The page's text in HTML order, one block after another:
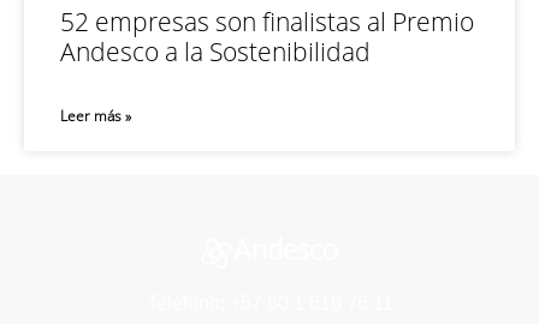
52 empresas son finalistas al Premio
Andesco a la Sostenibilidad
Leer más »